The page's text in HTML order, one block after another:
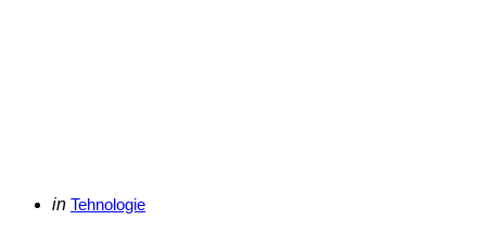
Categories
Posted
in Tehnologie